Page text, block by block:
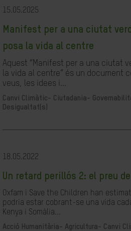
15.05.2025
Manifest per a una ciutat
posa la vida al centre
Aquest “Manifest per a una ciutat
la vida al centre” és un document
veus, les idees i...
Canvi Climàtic-
Ciutadania-
Desigualtat(s)
18.05.2022
Un retard perillós 2: el preu
Oxfam i Save the Children han
podria estar cobrant-se una vida
Kenya i Somàlia...
Acció Humanitària- Agricultura- Canvi